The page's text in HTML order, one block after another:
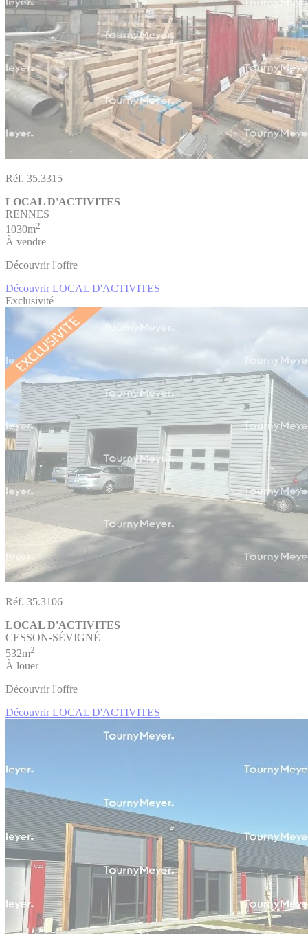
Réf. 35.3315
LOCAL D'ACTIVITES
RENNES
1030m2
À vendre
Découvrir l'offre
Découvrir LOCAL D'ACTIVITES
Exclusivité
Réf. 35.3106
LOCAL D'ACTIVITES
CESSON-SÉVIGNÉ
532m2
À louer
Découvrir l'offre
Découvrir LOCAL D'ACTIVITES